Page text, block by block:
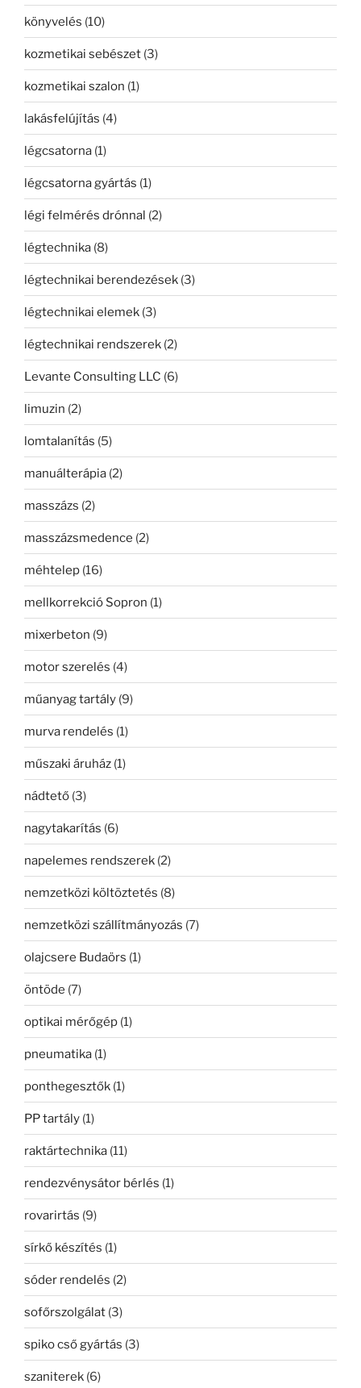
könyvelés (10)
kozmetikai sebészet (3)
kozmetikai szalon (1)
lakásfelújítás (4)
légcsatorna (1)
légcsatorna gyártás (1)
légi felmérés drónnal (2)
légtechnika (8)
légtechnikai berendezések (3)
légtechnikai elemek (3)
légtechnikai rendszerek (2)
Levante Consulting LLC (6)
limuzin (2)
lomtalanítás (5)
manuálterápia (2)
masszázs (2)
masszázsmedence (2)
méhtelep (16)
mellkorrekció Sopron (1)
mixerbeton (9)
motor szerelés (4)
műanyag tartály (9)
murva rendelés (1)
műszaki áruház (1)
nádtető (3)
nagytakarítás (6)
napelemes rendszerek (2)
nemzetközi költöztetés (8)
nemzetközi szállítmányozás (7)
olajcsere Budaörs (1)
öntöde (7)
optikai mérőgép (1)
pneumatika (1)
ponthegesztők (1)
PP tartály (1)
raktártechnika (11)
rendezvénysátor bérlés (1)
rovarirtás (9)
sírkő készítés (1)
sóder rendelés (2)
sofőrszolgálat (3)
spiko cső gyártás (3)
szaniterek (6)